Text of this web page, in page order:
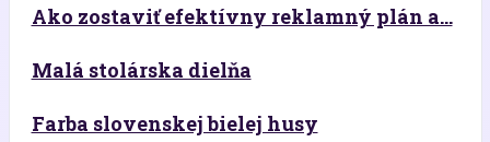
Ako zostaviť efektívny reklamný plán a...
Malá stolárska dielňa
Farba slovenskej bielej husy